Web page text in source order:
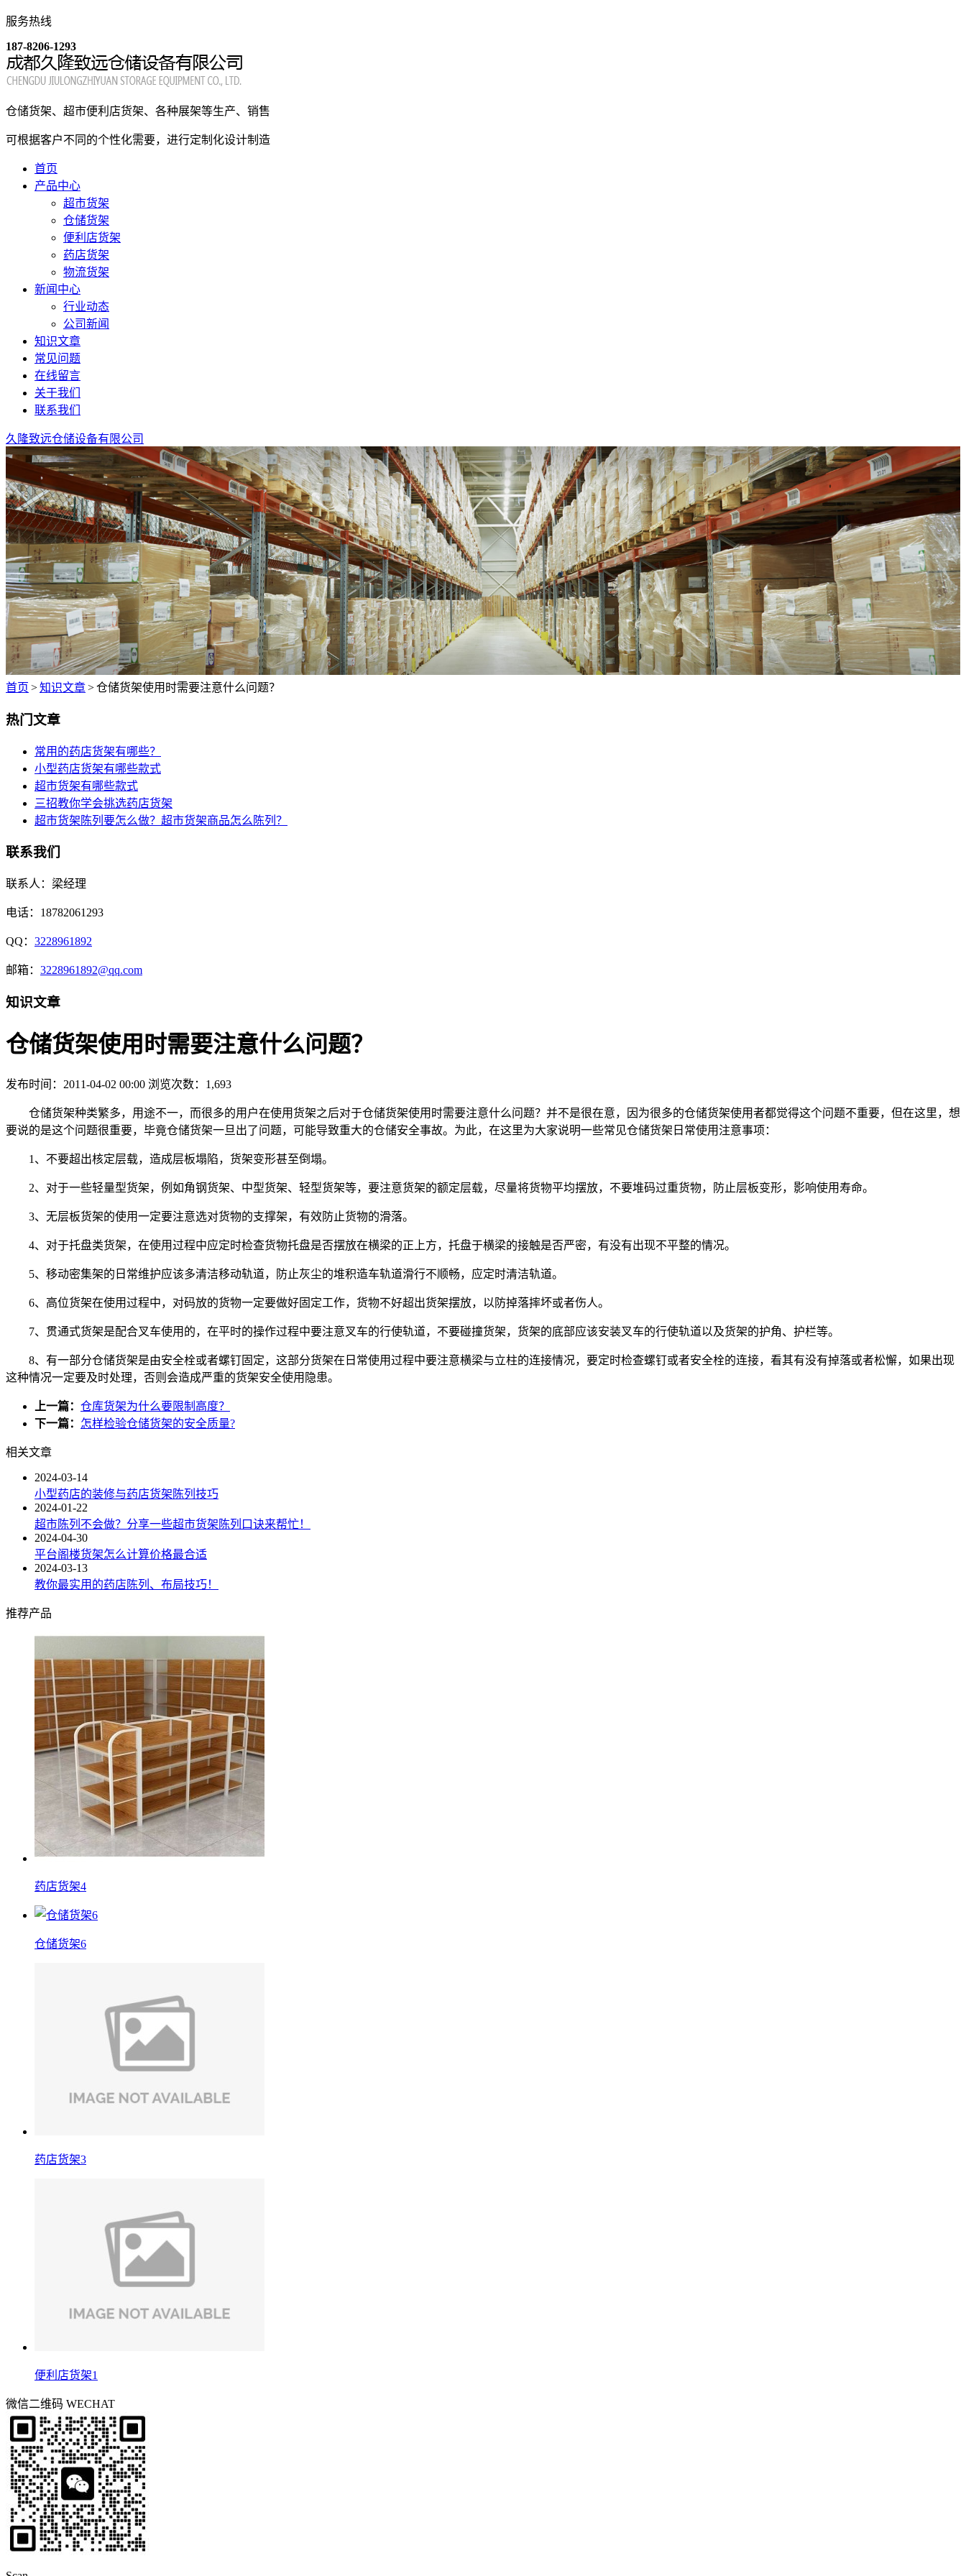
服务热线
187-8206-1293
仓储货架、超市便利店货架、各种展架等生产、销售
可根据客户不同的个性化需要，进行定制化设计制造
首页
产品中心
超市货架
仓储货架
便利店货架
药店货架
物流货架
新闻中心
行业动态
公司新闻
知识文章
常见问题
在线留言
关于我们
联系我们
久隆致远仓储设备有限公司
首页 >知识文章>仓储货架使用时需要注意什么问题？
热门文章
常用的药店货架有哪些？
小型药店货架有哪些款式
超市货架有哪些款式
三招教你学会挑选药店货架
超市货架陈列要怎么做？超市货架商品怎么陈列？
联系我们
联系人：梁经理
电话：18782061293
QQ： 3228961892
邮箱： 3228961892@qq.com
知识文章
仓储货架使用时需要注意什么问题？
发布时间：2011-04-02 00:00 浏览次数：1,693
仓储货架种类繁多，用途不一，而很多的用户在使用货架之后对于仓储货架使用时需要注意什么问题？并不是很在意，因为很多的仓储货架使用者都觉得这个问题不重要，但在这里，想
要说的是这个问题很重要，毕竟仓储货架一旦出了问题，可能导致重大的仓储安全事故。为此，在这里为大家说明一些常见仓储货架日常使用注意事项：
1、不要超出核定层载，造成层板塌陷，货架变形甚至倒塌。
2、对于一些轻量型货架，例如角钢货架、中型货架、轻型货架等，要注意货架的额定层载，尽量将货物平均摆放，不要堆码过重货物，防止层板变形，影响使用寿命。
3、无层板货架的使用一定要注意选对货物的支撑架，有效防止货物的滑落。
4、对于托盘类货架，在使用过程中应定时检查货物托盘是否摆放在横梁的正上方，托盘于横梁的接触是否严密，有没有出现不平整的情况。
5、移动密集架的日常维护应该多清洁移动轨道，防止灰尘的堆积造车轨道滑行不顺畅，应定时清洁轨道。
6、高位货架在使用过程中，对码放的货物一定要做好固定工作，货物不好超出货架摆放，以防掉落摔坏或者伤人。
7、贯通式货架是配合叉车使用的，在平时的操作过程中要注意叉车的行使轨道，不要碰撞货架，货架的底部应该安装叉车的行使轨道以及货架的护角、护栏等。
8、有一部分仓储货架是由安全栓或者螺钉固定，这部分货架在日常使用过程中要注意横梁与立柱的连接情况，要定时检查螺钉或者安全栓的连接，看其有没有掉落或者松懈，如果出现
这种情况一定要及时处理，否则会造成严重的货架安全使用隐患。
上一篇： 仓库货架为什么要限制高度？
下一篇： 怎样检验仓储货架的安全质量?
相关文章
2024-03-14
小型药店的装修与药店货架陈列技巧
2024-01-22
超市陈列不会做？分享一些超市货架陈列口诀来帮忙！
2024-04-30
平台阁楼货架怎么计算价格最合适
2024-03-13
教你最实用的药店陈列、布局技巧！
推荐产品
药店货架4
仓储货架6
药店货架3
便利店货架1
微信二维码 WECHAT